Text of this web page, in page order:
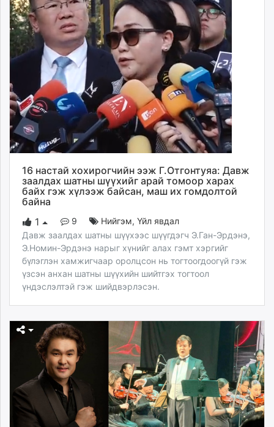
16 настай хохирогчийн ээж Г.Отгонтуяа: Давж
заалдах шатны шүүхийг арай томоор харах
байх гэж хүлээж байсан, маш их гомдолтой
байна
1
9 Нийгэм,Үйл явдал
Давж заалдах шатны шүүхээс шүүгдэгч Э.Ган-Эрдэнэ,
Э.Номин-Эрдэнэ нарыг хүнийг алах гэмт хэргийг
бүлэглэн хамжигчаар оролцсон нь тогтоогдоогүй гэж
үзсэн анхан шатны шүүхийн шийтгэх тогтоол
үндэслэлтэй гэж шийдвэрлэсэн.